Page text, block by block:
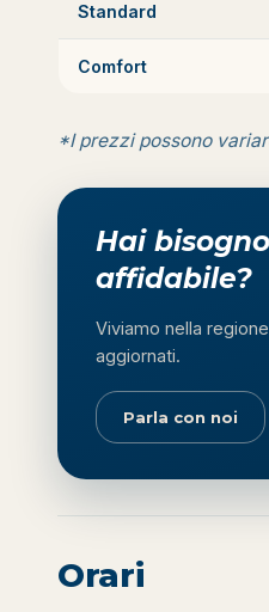
Standard
Comfort
*I prezzi possono
Hai
affidabile?
Viviamo nella
aggiornati.
Parla con noi
Orari